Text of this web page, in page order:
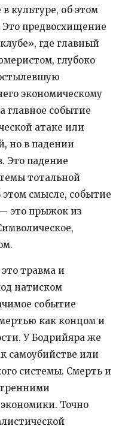
культуре, об этом
предвосхищение
где главный
глубоко
экономическому
главное событие
атаке или
но в падении
Это падение
тотальной
этом смысле, событие
это прыжок из
травма и
натиском
событие
как концом и
У Бодрийяра же
самоубийстве или
системы. Смерть и
Точно